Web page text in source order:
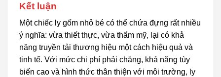
Kết luận
Một chiếc ly gốm nhỏ bé có thể chứa đựng rất nhiều
ý nghĩa: vừa thiết thực, vừa thẩm mỹ, lại có khả
năng truyền tải thương hiệu một cách hiệu quả và
tinh tế. Với mức chi phí phải chăng, khả năng tùy
biến cao và hình thức thân thiện với môi trường, ly